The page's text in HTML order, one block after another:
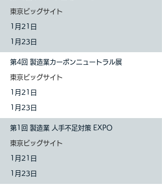
東京ビッグサイト
1 月21日
1月23日
第4回 製造業カーボンニュートラル展
東京ビッグサイト
1 月21日
1月23日
第1回 製造業 人手不足対策 EXPO
東京ビッグサイト
1 月21日
1月23日